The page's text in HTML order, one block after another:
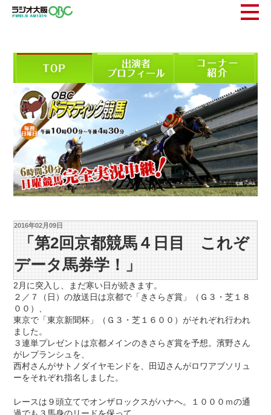
2016年02月09日
「第2回京都競馬４日目 これぞ
データ馬券学！」
2月に突入し、まだ寒い日が続きます。
２／７（日）の放送日は京都で「きさらぎ賞」（Ｇ３・芝１８
００）、
東京で「東京新聞杯」（Ｇ３・芝１６００）がそれぞれ行われ
ました。
３連単プレゼントは京都メインのきさらぎ賞を予想。濱野さん
がレプランシュを、
西村さんがサトノダイヤモンドを、田辺さんがロワアブソリュ
ーをそれぞれ指名しました。
レースは９頭立てでオンザロックスがハナへ。１０００ｍの通